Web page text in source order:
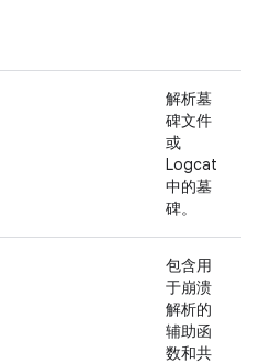
解析墓
碑文件
或
Logcat
中的墓
碑。
包含用
于崩溃
解析的
辅助函
数和共